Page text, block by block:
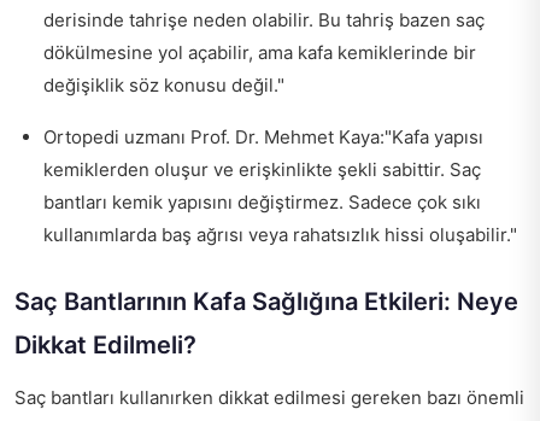
derisinde tahrişe neden olabilir. Bu tahriş bazen saç
dökülmesine yol açabilir, ama kafa kemiklerinde bir
değişiklik söz konusu değil."
Ortopedi uzmanı Prof. Dr. Mehmet Kaya:"Kafa yapısı
kemiklerden oluşur ve erişkinlikte şekli sabittir. Saç
bantları kemik yapısını değiştirmez. Sadece çok sıkı
kullanımlarda baş ağrısı veya rahatsızlık hissi oluşabilir."
Saç Bantlarının Kafa Sağlığına Etkileri: Neye
Dikkat Edilmeli?
Saç bantları kullanırken dikkat edilmesi gereken bazı önemli